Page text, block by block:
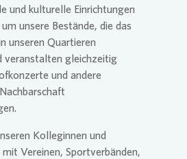
und kulturelle Einrichtungen
unsere Bestände, die das
unseren Quartieren
veranstalten gleichzeitig
und andere
Kolleginnen und
Vereinen, Sportverbänden,